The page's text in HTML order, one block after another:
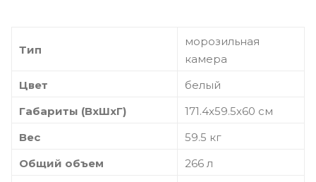
Тип
морозильная
камера
Цвет
белый
Габариты (ВхШхГ)
171.4х59.5х60 см
Вес
59.5 кг
Общий объем
266 л